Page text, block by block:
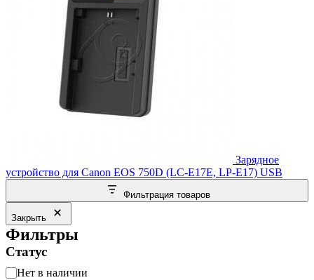
Зарядное
устройство для Canon EOS 750D (LC-E17E, LP-E17) USB
Фильтрация товаров
Закрыть
Фильтры
Статус
Статус
Нет в наличии